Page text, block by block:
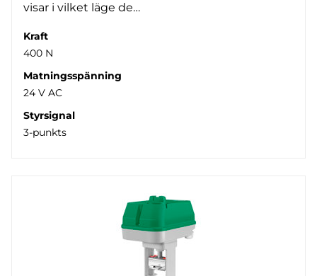
visar i vilket läge de…
Kraft
400 N
Matningsspänning
24 V AC
Styrsignal
3-punkts